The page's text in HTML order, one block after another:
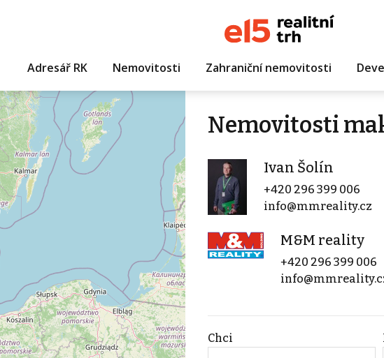
Adresář RK Nemovitosti Zahraniční nemovitosti
Nemovitosti
Ivan Šolín
+420 296 399 006
info@mmreality.cz
M&M reality
+420 296 399 006
Chci